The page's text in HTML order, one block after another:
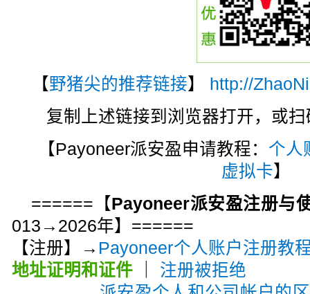
【野猪尖的推荐链接】
http://
复制上述链接到浏览器打开，或
【Payoneer派安盈申请教程： 个人
虚拟卡】
======【Payoneer派安盈注册与
013→2026年】======
【注册】→ Payoneer个人账户注册教
地址证明和证件
注册被拒绝